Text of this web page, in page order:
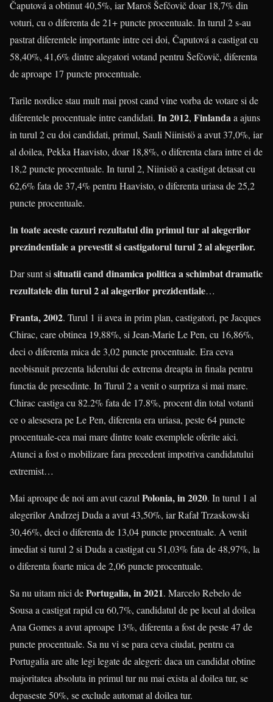
Čaputová a obtinut 40,5%, iar Maroš Šefčovič doar 18,7% din
voturi, cu o diferenta de 21+ puncte procentuale. In turul 2 s-au
pastrat diferentele importante intre cei doi, Čaputová a castigat cu
58,40%, 41,6% dintre alegatori votand pentru Šefčovič, diferenta
de aproape 17 puncte procentuale.
Tarile nordice stau mult mai prost cand vine vorba de votare si de
diferentele procentuale intre candidati. In 2012, Finlanda a ajuns
in turul 2 cu doi candidati, primul, Sauli Niinistö a avut 37,0%, iar
al doilea, Pekka Haavisto, doar 18,8%, o diferenta clara intre ei de
18,2 puncte procentuale. In turul 2, Niinistö a castigat detasat cu
62,6% fata de 37,4% pentru Haavisto, o diferenta uriasa de 25,2
puncte procentuale.
In toate aceste cazuri rezultatul din primul tur al alegerilor
prezindentiale a prevestit si castigatorul turul 2 al alegerilor.
Dar sunt si situatii cand dinamica politica a schimbat dramatic
rezultatele din turul 2 al alegerilor prezidentiale…
Franta, 2002. Turul 1 ii avea in prim plan, castigatori, pe Jacques
Chirac, care obtinea 19,88%, si Jean-Marie Le Pen, cu 16,86%,
deci o diferenta mica de 3,02 puncte procentuale. Era ceva
neobisnuit prezenta liderului de extrema dreapta in finala pentru
functia de presedinte. In Turul 2 a venit o surpriza si mai mare.
Chirac castiga cu 82.2% fata de 17.8%, procent din total votanti
ce o alesesera pe Le Pen, diferenta era uriasa, peste 64 puncte
procentuale-cea mai mare dintre toate exemplele oferite aici.
Atunci a fost o mobilizare fara precedent impotriva candidatului
extremist…
Mai aproape de noi am avut cazul Polonia, in 2020. In turul 1 al
alegerilor Andrzej Duda a avut 43,50%, iar Rafał Trzaskowski
30,46%, deci o diferenta de 13,04 puncte procentuale. A venit
imediat si turul 2 si Duda a castigat cu 51,03% fata de 48,97%, la
o diferenta foarte mica de 2,06 puncte procentuale.
Sa nu uitam nici dePortugalia, in 2021. Marcelo Rebelo de
Sousa a castigat rapid cu 60,7%, candidatul de pe locul al doilea
Ana Gomes a avut aproape 13%, diferenta a fost de peste 47 de
puncte procentuale. Sa nu vi se para ceva ciudat, pentru ca
Portugalia are alte legi legate de alegeri: daca un candidat obtine
majoritatea absoluta in primul tur nu mai exista al doilea tur, se
depaseste 50%, se exclude automat al doilea tur.